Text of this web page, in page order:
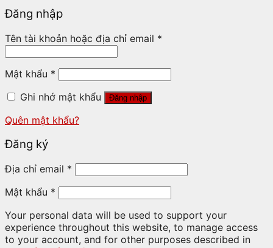
Đăng nhập
Tên tài khoản hoặc địa chỉ email *
Mật khẩu *
Ghi nhớ mật khẩu
Đăng nhập
Quên mật khẩu?
Đăng ký
Địa chỉ email *
Mật khẩu *
Your personal data will be used to support your
experience throughout this website, to manage access
to your account, and for other purposes described in